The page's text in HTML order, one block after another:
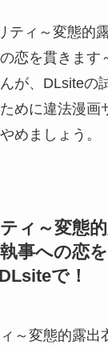
ティ～変態的
恋を貫きます
が、DLsiteの
めに違法漫画
めましょう。
ティ～変態
事への恋
で！
ィ～変態的露出